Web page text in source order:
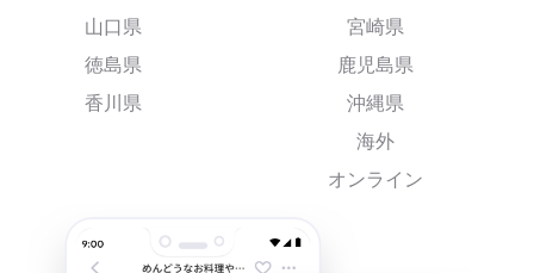
山口県
徳島県
香川県
宮崎県
鹿児島県
沖縄県
海外
オンライン